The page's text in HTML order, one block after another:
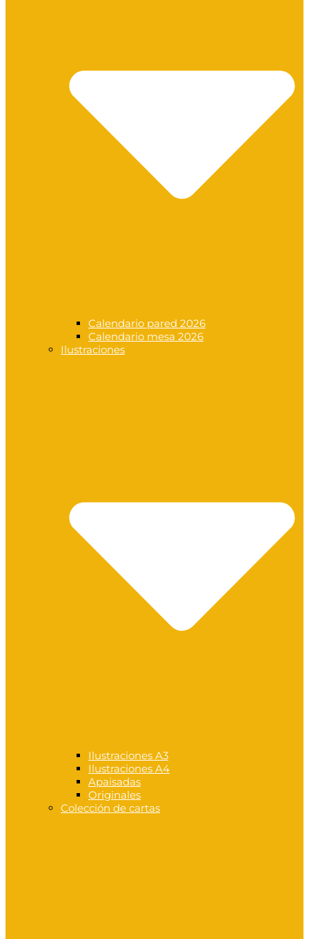
Calendario pared 2026
Calendario mesa 2026
Ilustraciones
Ilustraciones A3
Ilustraciones A4
Apaisadas
Originales
Colección de cartas